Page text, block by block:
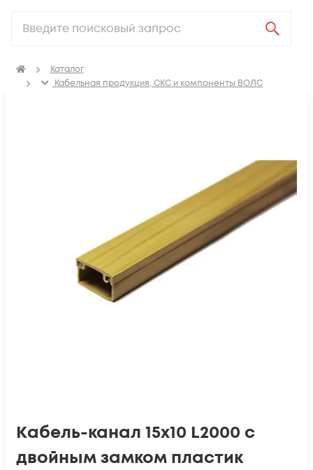
Каталог
Кабельная продукция, СКС и компоненты ВОЛС
Кабель-канал 15х10 L2000 с
двойным замком пластик